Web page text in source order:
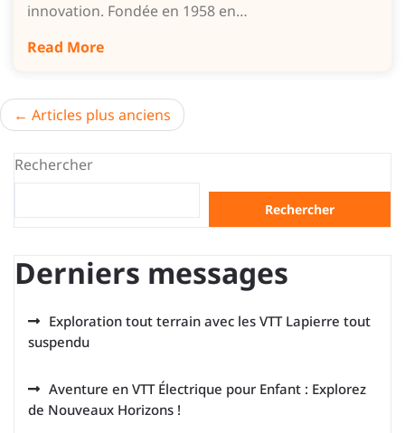
innovation. Fondée en 1958 en…
Read More
Navigation
des
articles
Articles plus anciens
Rechercher
Rechercher
Derniers messages
Exploration tout terrain avec les VTT Lapierre tout
suspendu
Aventure en VTT Électrique pour Enfant : Explorez
de Nouveaux Horizons !